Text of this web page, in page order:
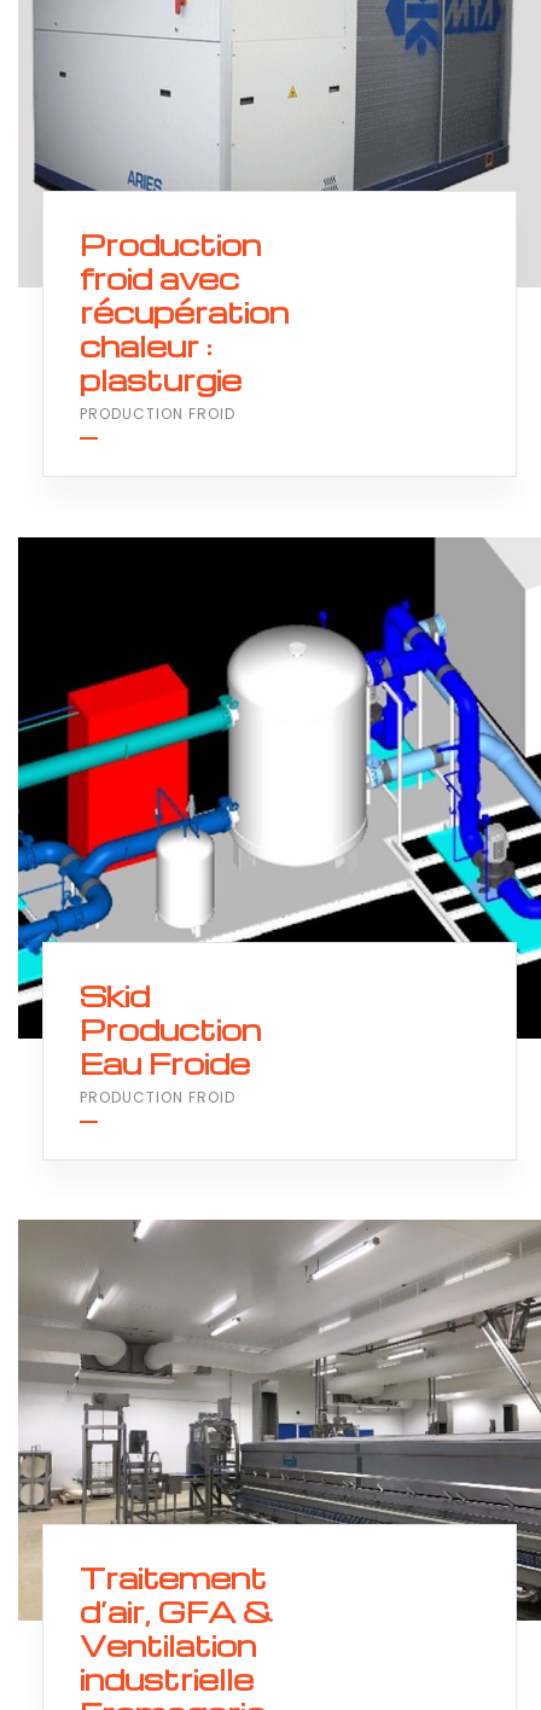
Production
froid avec
récupération
chaleur :
plasturgie
PRODUCTION FROID
Skid
Production
Eau Froide
PRODUCTION FROID
Traitement
d’air, GFA &
Ventilation
industrielle